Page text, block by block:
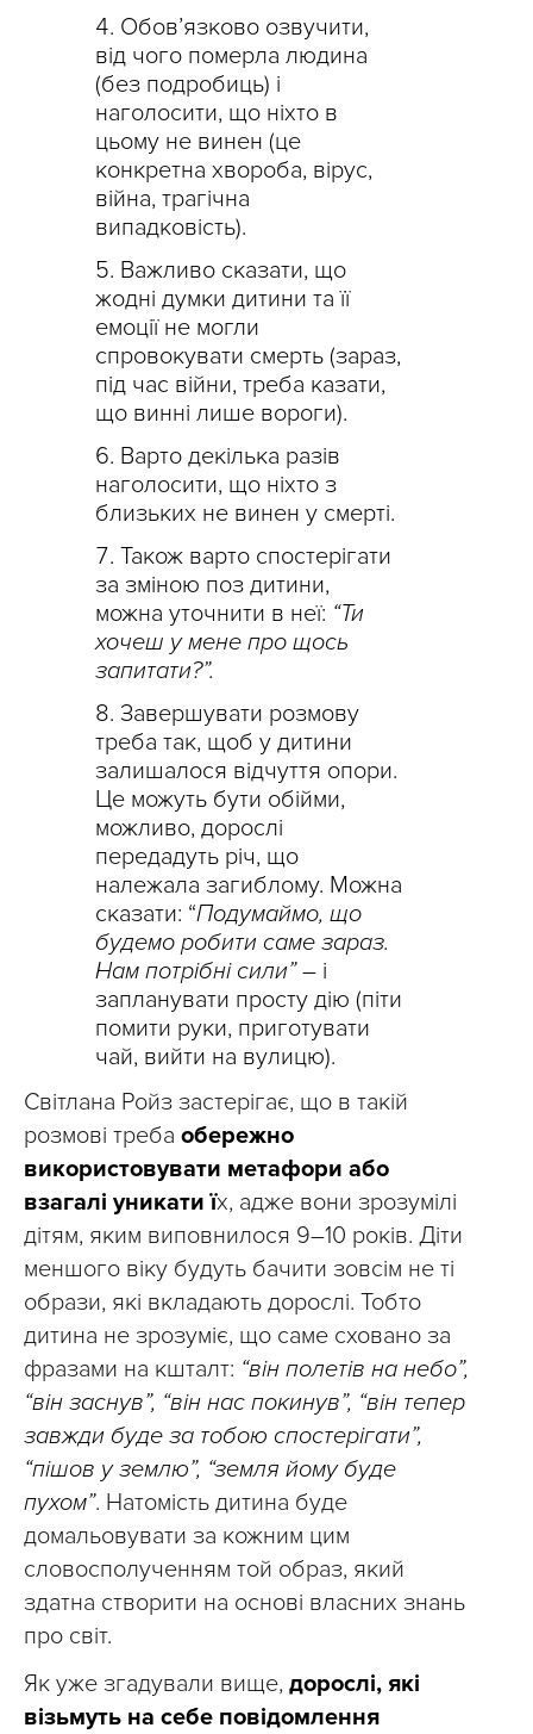
Обов’язково озвучити,
від чого померла людина
(без подробиць) і
наголосити, що ніхто в
цьому не винен (це
конкретна хвороба, вірус,
війна, трагічна
випадковість).
Важливо сказати, що
жодні думки дитини та її
емоції не могли
спровокувати смерть (зараз,
під час війни, треба казати,
що винні лише вороги).
Варто декілька разів
наголосити, що ніхто з
близьких не винен у смерті.
Також варто спостерігати
за зміною поз дитини,
можна уточнити в неї: “Ти
хочеш у мене про щось
запитати?”.
Завершувати розмову
треба так, щоб у дитини
залишалося відчуття опори.
Це можуть бути обійми,
можливо, дорослі
передадуть річ, що
належала загиблому. Можна
сказати: “Подумаймо, що
будемо робити саме зараз.
Нам потрібні сили” – і
запланувати просту дію (піти
помити руки, приготувати
чай, вийти на вулицю).
Світлана Ройз застерігає, що в такій
розмові треба обережно
використовувати метафори або
взагалі уникати їх, адже вони зрозумілі
дітям, яким виповнилося 9–10 років. Діти
меншого віку будуть бачити зовсім не ті
образи, які вкладають дорослі. Тобто
дитина не зрозуміє, що саме сховано за
фразами на кшталт: “він полетів на небо”,
“він заснув”, “він нас покинув”, “він тепер
завжди буде за тобою спостерігати”,
“пішов у землю”, “земля йому буде
пухом”. Натомість дитина буде
домальовувати за кожним цим
словосполученням той образ, який
здатна створити на основі власних знань
про світ.
Як уже згадували вище, дорослі, які
візьмуть на себе повідомлення